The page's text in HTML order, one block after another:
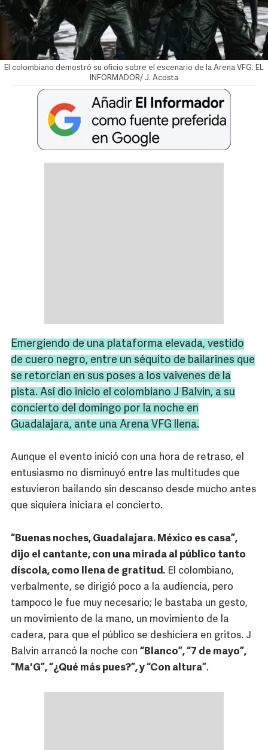
El colombiano demostró su oficio sobre el escenario de la Arena VFG. EL
INFORMADOR/ J. Acosta
Emergiendo de una plataforma elevada, vestido
de cuero negro, entre un séquito de bailarines que
se retorcían en sus poses a los vaivenes de la
pista. Así dio inicio el colombiano J Balvin, a su
concierto del domingo por la noche en
Guadalajara, ante una Arena VFG llena.
Aunque el evento inició con una hora de retraso, el
entusiasmo no disminuyó entre las multitudes que
estuvieron bailando sin descanso desde mucho antes
que siquiera iniciara el concierto.
“Buenas noches, Guadalajara. México es casa”,
dijo el cantante, con una mirada al público tanto
díscola, como llena de gratitud. El colombiano,
verbalmente, se dirigió poco a la audiencia, pero
tampoco le fue muy necesario; le bastaba un gesto,
un movimiento de la mano, un movimiento de la
cadera, para que el público se deshiciera en gritos. J
Balvin arrancó la noche con “Blanco”, “7 de mayo”,
“Ma'G”, “¿Qué más pues?”, y “Con altura”.